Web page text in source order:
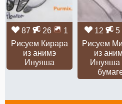
87 26
1
Рисуем Кирара
из анимэ
Инуяша
12 5
Рисуем
из
Инуяша